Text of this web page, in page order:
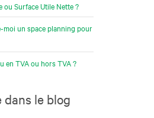
ou Surface Utile Nette ?
moi un space planning pour
en TVA ou hors TVA ?
dans le blog